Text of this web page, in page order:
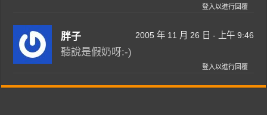
登入以進行回覆
胖子 2005 年 11 月 26 日 - 上午 9:46
聽說是假奶呀:-)
登入以進行回覆